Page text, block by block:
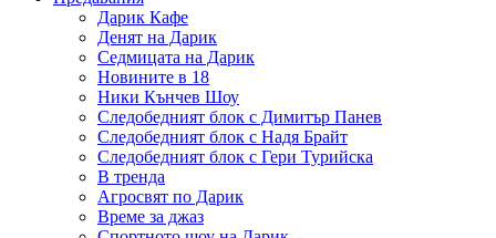
Дарик Кафе
Денят на Дарик
Седмицата на Дарик
Новините в 18
Ники Кънчев Шоу
Следобедният блок с Димитър Панев
Следобедният блок с Надя Брайт
Следобедният блок с Гери Турийска
В тренда
Агросвят по Дарик
Време за джаз